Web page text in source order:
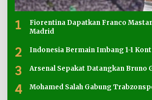
1
Fiorentina Dapatkan Franco
Madrid
2 Indonesia Bermain Imbang 1-1
3 Arsenal Sepakat Datangkan Bruno
4 Mohamed Salah Gabung